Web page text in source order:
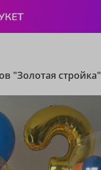
"Золотая стройка"